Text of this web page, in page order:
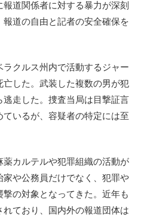
道関係者に対する暴力が深刻
道の自由と記者の安全確保を
クルス州内で活動するジャー
した。武装した複数の男が犯
走した。捜査当局は目撃証言
いるが、容疑者の特定には至
カルテルや犯罪組織の活動が
や公務員だけでなく、犯罪や
の対象となってきた。近年も
ており、国内外の報道団体は